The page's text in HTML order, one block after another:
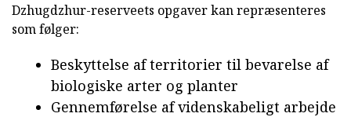
Dzhugdzhur-reserveets opgaver kan repræsenteres
som følger:
Beskyttelse af territorier til bevarelse af
biologiske arter og planter
Gennemførelse af videnskabeligt arbejde